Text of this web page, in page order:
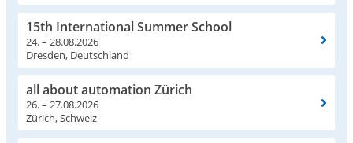
15th International Summer School
24. – 28.08.2026
Dresden, Deutschland
all about automation Zürich
26. – 27.08.2026
Zürich, Schweiz